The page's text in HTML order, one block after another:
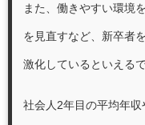
また、働きやすい環境
を見直すなど、新卒者
激化しているといえるで
社会人2年目の平均年